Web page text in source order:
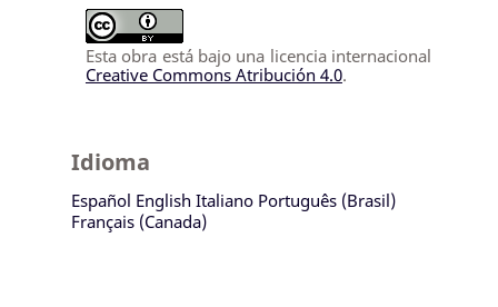
Esta obra está bajo una licencia internacional
Creative Commons Atribución 4.0.
Idioma
Español English Italiano Português (Brasil)
Français (Canada)